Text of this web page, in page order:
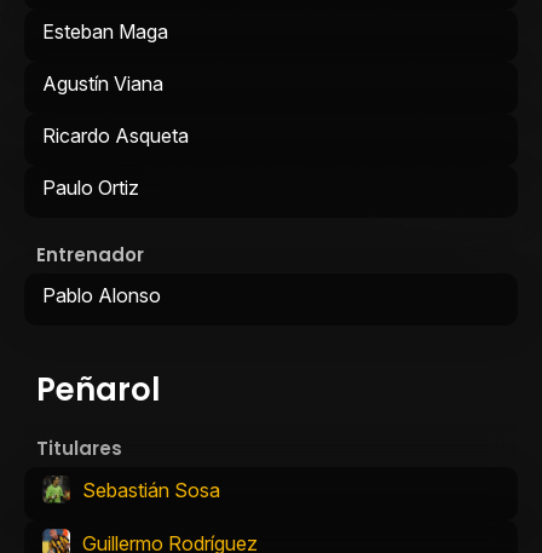
Peñarol
Titulares
Sebastián Sosa
Guillermo Rodríguez
Esteban Maga
Agustín Viana
Ricardo Asqueta
Paulo Ortiz
Entrenador
Pablo Alonso